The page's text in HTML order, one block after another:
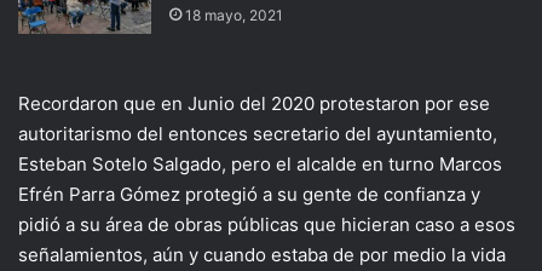
18 mayo, 2021
Recordaron que en Junio del 2020 protestaron por ese
autoritarismo del entonces secretario del ayuntamiento,
Esteban Sotelo Salgado, pero el alcalde en turno Marcos
Efrén Parra Gómez protegió a su gente de confianza y
pidió a su área de obras públicas que hicieran caso a esos
señalamientos, aún y cuando estaba de por medio la vida